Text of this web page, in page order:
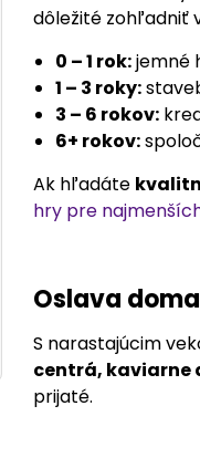
dôležité zohľadniť
0 – 1 rok:jemné
1 – 3 roky:
3 – 6 rokov:
6+ rokov:
Ak hľadáte
hry pre
Oslava
S narastajúcim
centrá, kaviarne
prijaté.